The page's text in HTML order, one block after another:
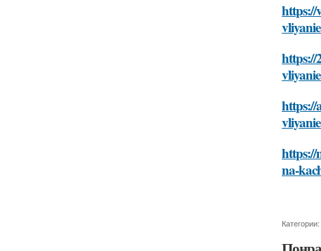
https://
https://
https://
https://
na-
Категории: